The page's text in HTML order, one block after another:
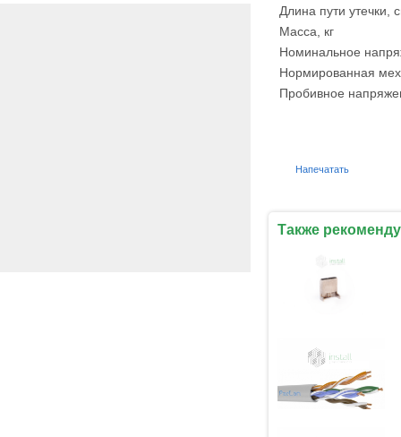
Длина пути утечки,
Масса, кг
Номинальное
Нормированная
Пробивное
Напечатать
Также